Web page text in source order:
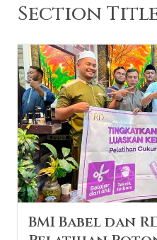
Section
BMI Babel dan